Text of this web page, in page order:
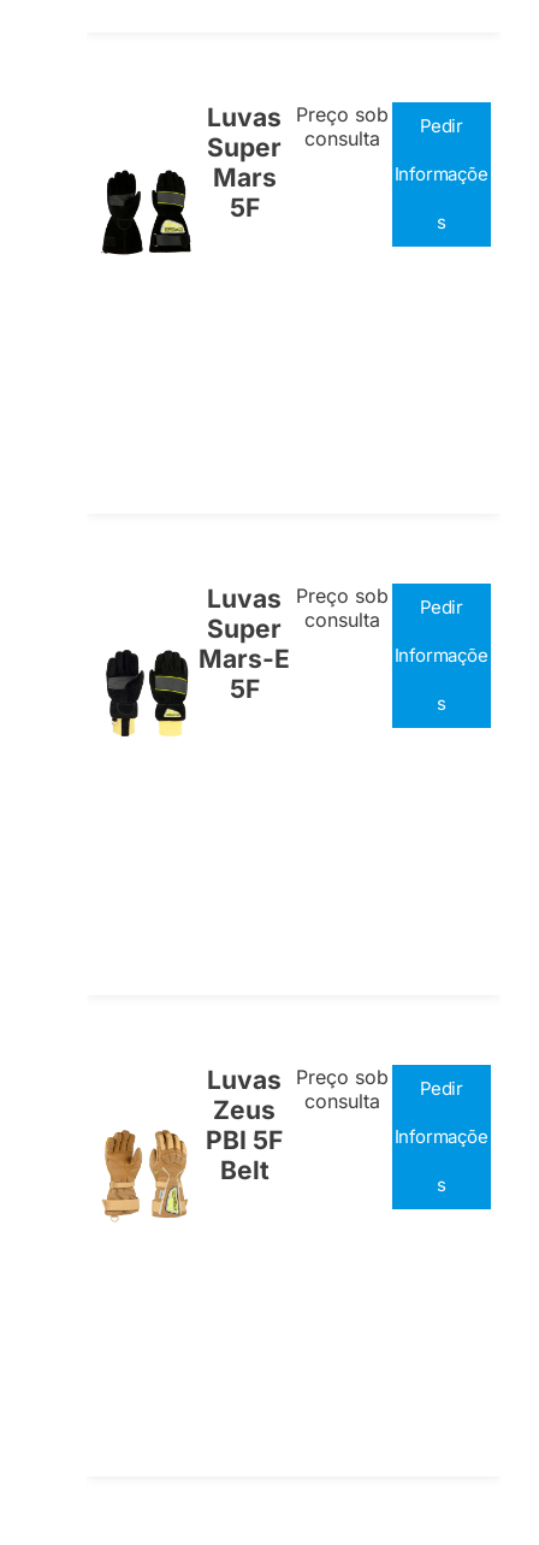
Luvas
Super
Mars
5F
Preço sob
consulta
Pedir
Informaçõe
s
Luvas
Super
Mars-E
5F
Preço sob
consulta
Pedir
Informaçõe
s
Luvas
Zeus
PBI 5F
Belt
Preço sob
consulta
Pedir
Informaçõe
s